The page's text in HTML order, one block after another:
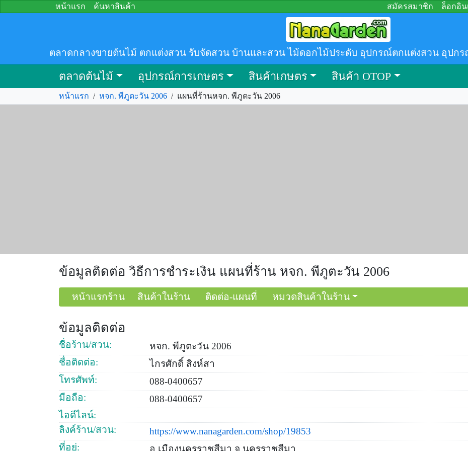
หน้าแรก ค้นหาสินค้า สมัครสมาชิก ล็อกอิน
ตลาดกลางขายต้นไม้ ตกแต่งสวน รับจัดสวน บ้านและสวน ไม้ดอกไม้ประดับ อุปกรณ์ตกแต่งสวน อุปกร
ตลาดต้นไม้ อุปกรณ์การเกษตร สินค้าเกษตร สินค้า OTOP
หน้าแรก / หจก. พีภูตะวัน 2006 / แผนที่ร้านหจก. พีภูตะวัน 2006
ข้อมูลติดต่อ วิธีการชำระเงิน แผนที่ร้าน หจก. พีภูตะวัน 2006
หน้าแรกร้าน สินค้าในร้าน ติดต่อ-แผนที่ หมวดสินค้าในร้าน
ข้อมูลติดต่อ
ชื่อร้าน/สวน:
หจก. พีภูตะวัน 2006
ชื่อติดต่อ:
ไกรศักดิ์ สิงห์สา
โทรศัพท์:
088-0400657
มือถือ:
088-0400657
ไอดีไลน์:
ลิงค์ร้าน/สวน:
https://www.nanagarden.com/shop/19853
ที่อยู่: